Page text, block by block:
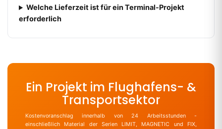
Welche Lieferzeit ist für ein Terminal-Projekt
erforderlich
Ein Projekt im Flughafens- &
Transportsektor
Kostenvoranschlag innerhalb von 24 Arbeitsstunden -
einschließlich Material der Serien LIMIT, MAGNETIC und FIX,